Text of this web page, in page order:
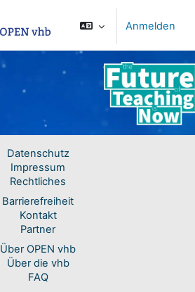
Anmelden
Datenschutz
Impressum
Rechtliches
Barrierefreiheit
Kontakt
Partner
Über OPEN vhb
Über die vhb
FAQ